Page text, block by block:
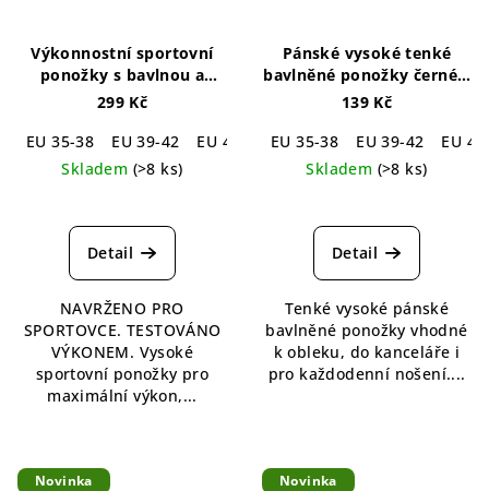
Výkonnostní sportovní
ponožky s bavlnou a
zesílením🇨🇿 Limitovaná
299 Kč
EU 35-38
EU 39-42
EU 43-46
Skladem (>8 ks)
hodnocení
produktu
z
5
hvězdiček.
Detail
NAVRŽENO PRO
SPORTOVCE. TESTOVÁNO
VÝKONEM. Vysoké
sportovní ponožky pro
maximální výkon,...
Pánské vysoké tenké
bavlněné ponožky černé –
Simply Cotton
139 Kč
EU 35-38
EU 39-42
EU
Skladem (>8 ks)
Detail
Tenké vysoké pánské
bavlněné ponožky vhodné
k obleku, do kanceláře i
pro každodenní nošení....
Novinka Novinka